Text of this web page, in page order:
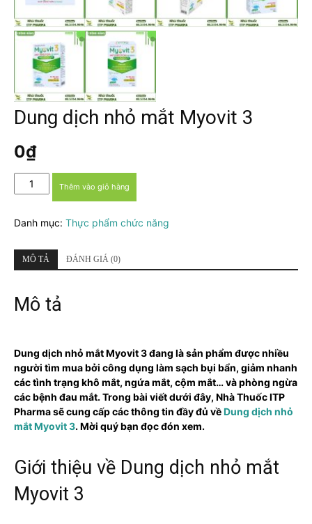
Dung dịch nhỏ mắt Myovit 3
0₫
Dung
dịch
mắt
3
Thêm vào giỏ hàng
Danh mục: Thực phẩm chức năng
MÔ TẢ ĐÁNH GIÁ (0)
Mô tả
Dung dịch nhỏ mắt Myovit 3 đang là sản phẩm được nhiều
người tìm mua bởi công dụng làm sạch bụi bẩn, giảm nhanh
các tình trạng khô mắt, ngứa mắt, cộm mắt… và phòng ngừa
các bệnh đau mắt. Trong bài viết dưới đây, Nhà Thuốc ITP
Pharma sẽ cung cấp các thông tin đầy đủ vềDung dịch nhỏ
mắt Myovit 3. Mời quý bạn đọc đón xem.
Giới thiệu về Dung dịch nhỏ mắt
Myovit 3